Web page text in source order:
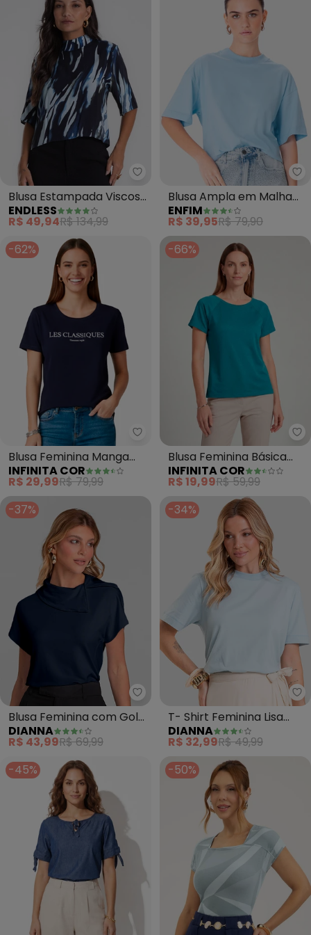
Endless - Blusa Estampada
Blusa Estampada Viscose
Khyara (Azul)
ENDLESS
R$ 49,94R$ 134,99
Blusa Ampla em Malha
(Azul Pastel)
ENFIM
R$ 39,95R$ 79,90
-62%
Infinita Cor - Blusa Feminina
Blusa Feminina Manga
Curta (Azul)
INFINITA COR
R$ 29,99R$ 79,99
-66%
Blusa Feminina Básica
(Azul)
INFINITA COR
R$ 19,99R$ 59,99
-37%
Dianna - Blusa Feminina com
Blusa Feminina com Gola
Diferenciada (Azul)
DIANNA
R$ 43,99R$ 69,99
-34%
T- Shirt Feminina Lisa
(Azul)
DIANNA
R$ 32,99R$ 49,99
-45%
-50%